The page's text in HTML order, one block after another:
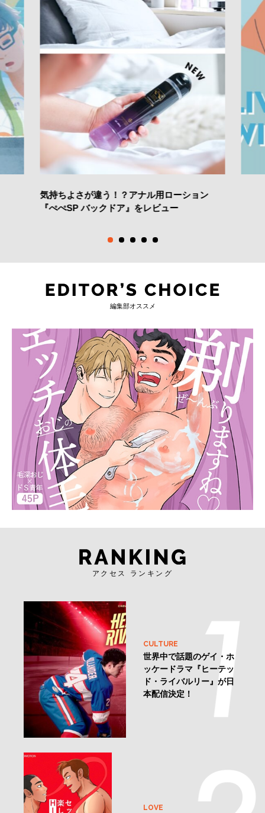
気持ちよさが違う！？アナル用ローション
『ぺぺSP バックドア』をレビュー
編集部オススメ
アクセス ランキング
CULTURE
世界中で話題のゲイ・ホ
ッケードラマ『ヒーテッ
ド・ライバルリー』が日
本配信決定！
LOVE